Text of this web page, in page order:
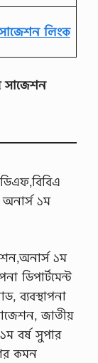
লিংক
সাজেশন
১ম
১ম
ডিপার্টমেন্ট
ব্যবস্থাপনা
জাতীয়
১ম বর্ষ সুপার
কমন